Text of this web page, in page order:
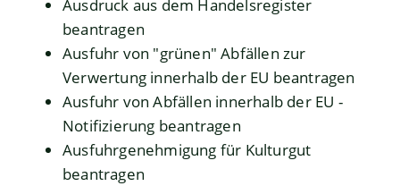
Ausdruck aus dem Handelsregister
beantragen
Ausfuhr von "grünen" Abfällen zur
Verwertung innerhalb der EU beantragen
Ausfuhr von Abfällen innerhalb der EU -
Notifizierung beantragen
Ausfuhrgenehmigung für Kulturgut
beantragen